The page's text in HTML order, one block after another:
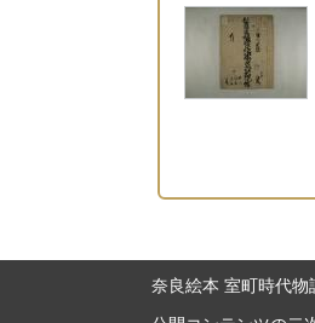
奈良絵本 室町時代物